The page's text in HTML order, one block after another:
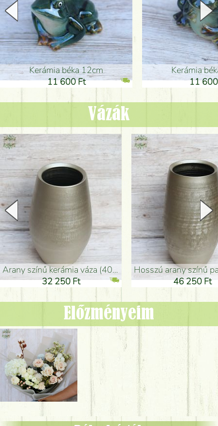
Kerámia béka 12cm
11 600 Ft
Kerámia
11
Vázák
arany színű kerámia váza (40x26cm)
32 250 Ft
hosszú arany színű
46 250 Ft
Előzményeim